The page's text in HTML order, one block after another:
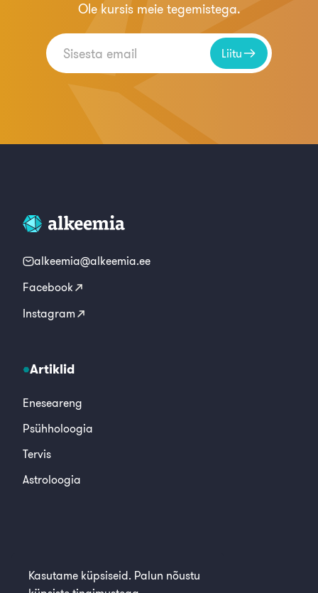
Ole kursis meie tegemistega.
Liitu
alkeemia@alkeemia.ee
Facebook
Instagram
Artiklid
Eneseareng
Psühholoogia
Tervis
Astroloogia
Kasutame küpsiseid. Palun nõustu